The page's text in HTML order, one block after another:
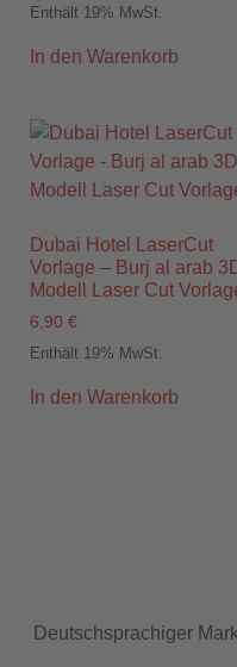
Enthält 19% MwSt.
In den Warenkorb
Dubai Hotel LaserCut
Vorlage – Burj al arab
Modell Laser Cut
6,90 €
Enthält 19% MwSt.
In den Warenkorb
Deutschsprachiger